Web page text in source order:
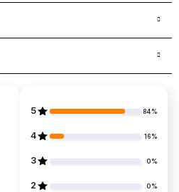
5 84%
4 16%
3 0%
2 0%